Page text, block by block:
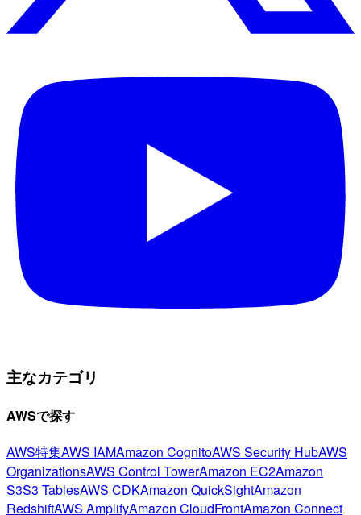
主なカテゴリ
AWSで探す
AWS特集AWS IAMAmazon CognitoAWS Security HubAWS
OrganizationsAWS Control TowerAmazon EC2Amazon
S3S3 TablesAWS CDKAmazon QuickSightAmazon
RedshiftAWS AmplifyAmazon CloudFrontAmazon Connect